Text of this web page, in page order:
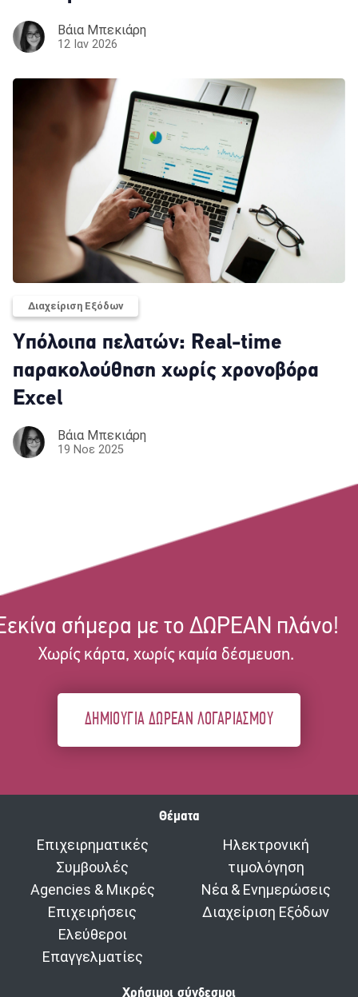
Βάια Μπεκιάρη
12 Ιαν 2026
Διαχείριση Εξόδων
Yπόλοιπα πελατών: Real-time
παρακολούθηση χωρίς χρονοβόρα
Excel
Βάια Μπεκιάρη
19 Νοε 2025
σήμερα με το ΔΩΡΕΑΝ πλάνο!
Χωρίς κάρτα, χωρίς καμία δέσμευση.
ΔΗΜΙΟΥΓΙΑ ΔΩΡΕΑΝ ΛΟΓΑΡΙΑΣΜΟΥ
Θέματα
Επιχειρηματικές
Συμβουλές
Agencies & Μικρές
Επιχειρήσεις
Ελεύθεροι
Επαγγελματίες
Ηλεκτρονική
τιμολόγηση
Νέα & Ενημερώσεις
Διαχείριση Εξόδων
Χρήσιμοι σύνδεσμοι